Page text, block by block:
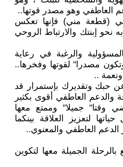
العاطفي وهو مصدر قوتها..
(قطعة مني) فإنها تعكس
نحو إبنتك والارتباط الروحي
والرغبة في رعاية
مصدرا" لقوتها وفخرها..
ونعمة ..
حبك وتقديرك بإستمرار قد
والدعم العاطفي أقوى بكثير
وقتا" جميلا" وممتع معها
لتعزيز العلاقة بينكما
الدعم العاطفي والمعنوي..
بالرحلة الجميلة معها لتكوين